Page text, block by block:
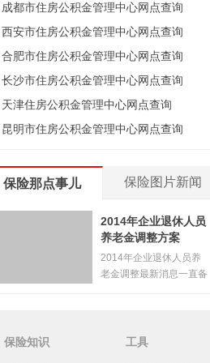
成都市住房公积金管理中心网点查询
西安市住房公积金管理中心网点查询
合肥市住房公积金管理中心网点查询
长沙市住房公积金管理中心网点查询
天津住房公积金管理中心网点查询
昆明市住房公积金管理中心网点查询
保险那点事儿 保险图片新闻
2014年企业退休人员
养老金调整方案
2014年企业退休人员养
老金调整最新消息一直备
保险知识 工具